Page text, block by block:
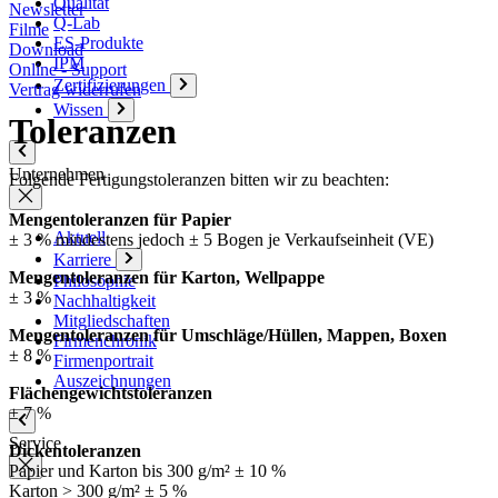
Q-Lab
ES-Produkte
IPM
Zertifizierungen
Wissen
Unternehmen
Aktuell
Karriere
Philosophie
Nachhaltigkeit
Mitgliedschaften
Firmenchronik
Firmenportrait
Auszeichnungen
Service
Newsletter
Filme
Download
Online - Support
Vertrag widerrufen
Toleranzen
Folgende Fertigungstoleranzen bitten wir zu beachten:
Mengentoleranzen für Papier
± 3 % mindestens jedoch ± 5 Bogen je Verkaufseinheit (VE)
Mengentoleranzen für Karton, Wellpappe
± 3 %
Mengentoleranzen für Umschläge/Hüllen, Mappen, Boxen
± 8 %
Flächengewichtstoleranzen
± 7 %
Dickentoleranzen
Papier und Karton bis 300 g/m² ± 10 %
Karton > 300 g/m² ± 5 %